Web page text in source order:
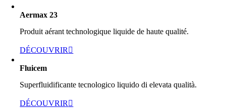
Aermax 23
Produit aérant technologique liquide de haute qualité.
DÉCOUVRIR
Fluicem
Superfluidificante tecnologico liquido di elevata qualità.
DÉCOUVRIR